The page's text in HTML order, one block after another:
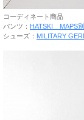
コーディネート商品
パンツ： HATSKI MAPS
シューズ： MILITARY